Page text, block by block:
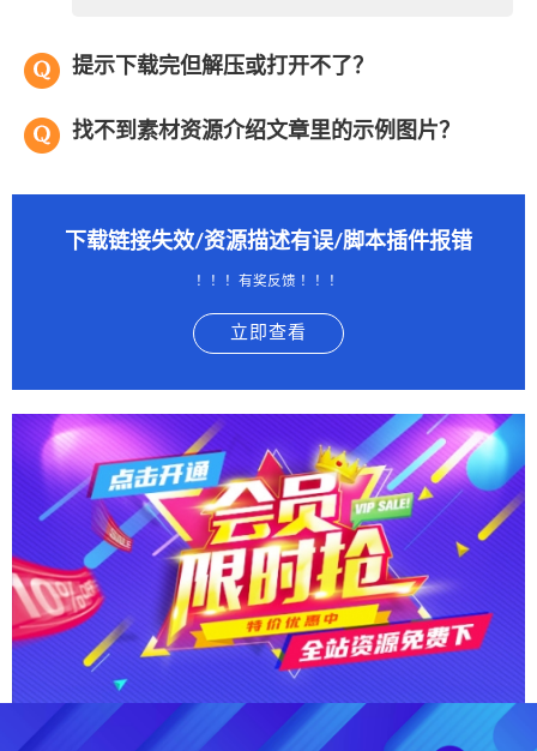
提示下载完但解压或打开不了？
找不到素材资源介绍文章里的示例图片？
下载链接失效/资源描述有误/脚本插件报错
！！！有奖反馈 ！！！
立即查看